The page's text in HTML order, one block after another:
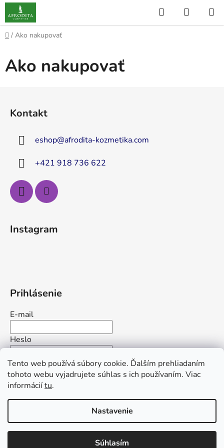
Tento web používá súbory cookie. Ďalším prehliadaním
tohoto webu vyjadrujete súhlas s ich používaním. Viac
informáciítu.
Nastavenie
Súhlasím
Prejsť
obsah
Hľadať
KOŠÍK
Domov
/ Ako nakupovať
Ako nakupovať
Kontakt
eshop@afrodita-kozmetika.com
+421 918 736 622
Instagram
Prihlásenie
E-mail
Heslo
PRIHLÁSIŤ SA
Nová registrácia
Vytvoril Shoptet
www.afrodita-kozmetika.com